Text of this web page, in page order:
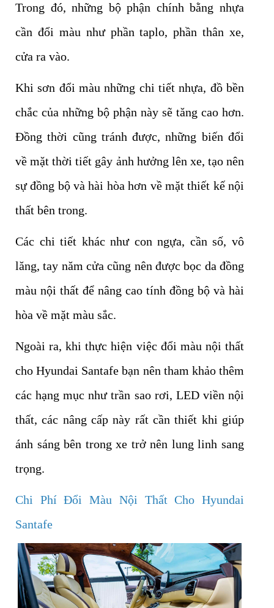
Trong đó, những bộ phận chính bằng nhựa
cần đổi màu như phần taplo, phần thân xe,
cửa ra vào.
Khi sơn đổi màu những chi tiết nhựa, đồ bền
chắc của những bộ phận này sẽ tăng cao hơn.
Đồng thời cũng tránh được, những biến đổi
về mặt thời tiết gây ảnh hưởng lên xe, tạo nên
sự đồng bộ và hài hòa hơn về mặt thiết kế nội
thất bên trong.
Các chi tiết khác như con ngựa, cần số, vô
lăng, tay năm cửa cũng nên được bọc da đồng
màu nội thất để nâng cao tính đồng bộ và hài
hòa về mặt màu sắc.
Ngoài ra, khi thực hiện việc đổi màu nội thất
cho Hyundai Santafe bạn nên tham khảo thêm
các hạng mục như trần sao rơi, LED viền nội
thất, các nâng cấp này rất cần thiết khi giúp
ánh sáng bên trong xe trở nên lung linh sang
trọng.
Chi Phí Đổi Màu Nội Thất Cho Hyundai
Santafe